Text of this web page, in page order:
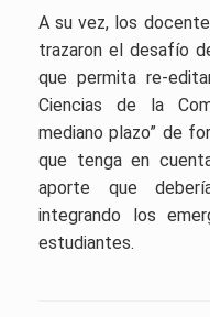
A su vez, los
trazaron el desafío
que permita re-
Ciencias de la
mediano plazo” de
que tenga en
aporte que
integrando los
estudiantes.